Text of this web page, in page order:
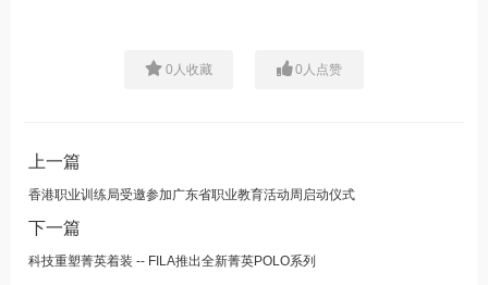
0 人收藏 0 人点赞
上一篇
香港职业训练局受邀参加广东省职业教育活动周启动仪式
下一篇
科技重塑菁英着装 -- FILA推出全新菁英POLO系列